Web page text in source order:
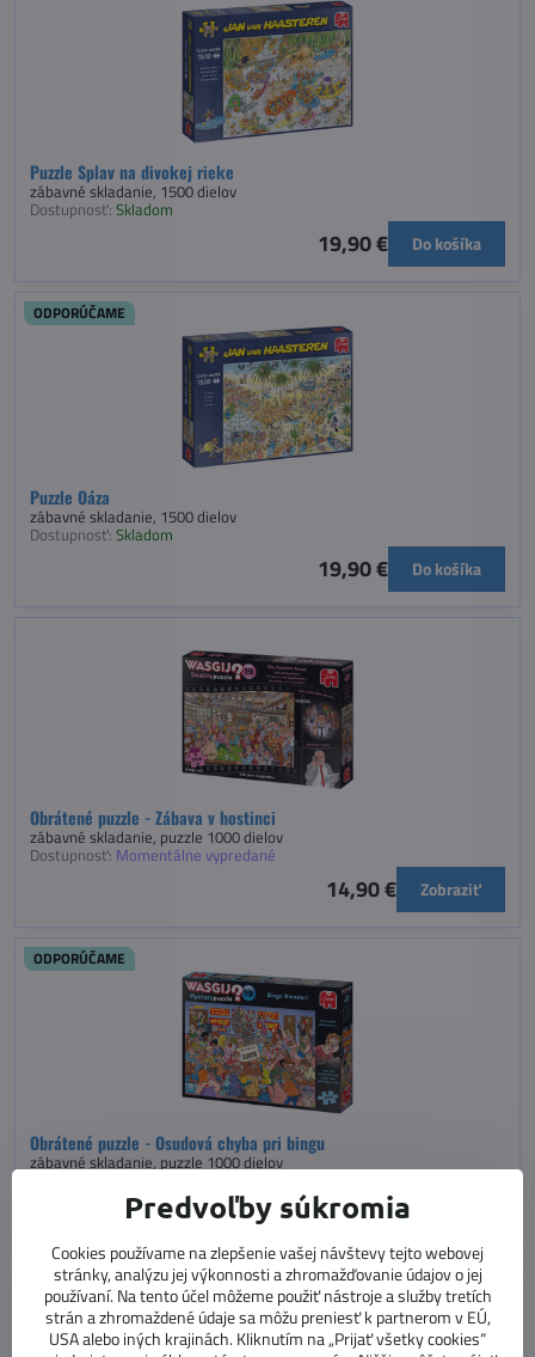
Puzzle Splav na divokej rieke
zábavné skladanie, 1500 dielov
Dostupnosť: Skladom
19,90 € Do košíka
Puzzle Oáza
ODPORÚČAME
zábavné skladanie, 1500 dielov
Dostupnosť: Skladom
19,90 € Do košíka
Obrátené puzzle - Zábava v hostinci
zábavné skladanie, puzzle 1000 dielov
Dostupnosť: Momentálne vypredané
14,90 € Zobraziť
Obrátené puzzle - Osudová chyba pri bingu
ODPORÚČAME
zábavné skladanie, puzzle 1000 dielov
14,90 €
ODPORÚČAME
Predvoľby súkromia
Cookies používame na zlepšenie vašej návštevy tejto webovej
stránky, analýzu jej výkonnosti a zhromažďovanie údajov o jej
používaní. Na tento účel môžeme použiť nástroje a služby tretích
strán a zhromaždené údaje sa môžu preniesť k partnerom v EÚ,
USA alebo iných krajinách. Kliknutím na „Prijať všetky cookies“